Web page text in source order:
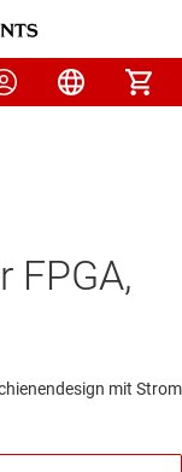
FPGA,
mit Strom